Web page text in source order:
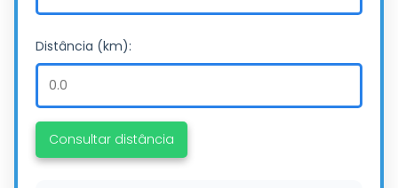
Distância (km):
Consultar distância